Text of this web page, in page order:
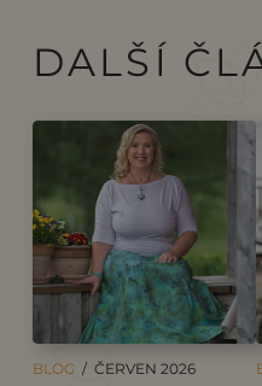
DALŠÍ
BLOG / ČERVEN 2026